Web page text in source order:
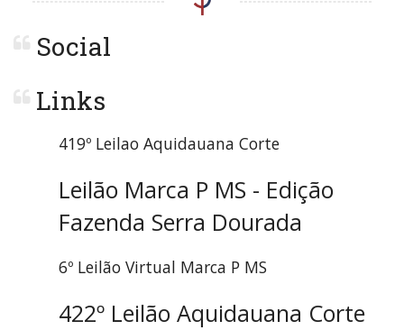
Social
Links
419º Leilao Aquidauana Corte
Leilão Marca P MS - Edição
Fazenda Serra Dourada
6º Leilão Virtual Marca P MS
422º Leilão Aquidauana Corte